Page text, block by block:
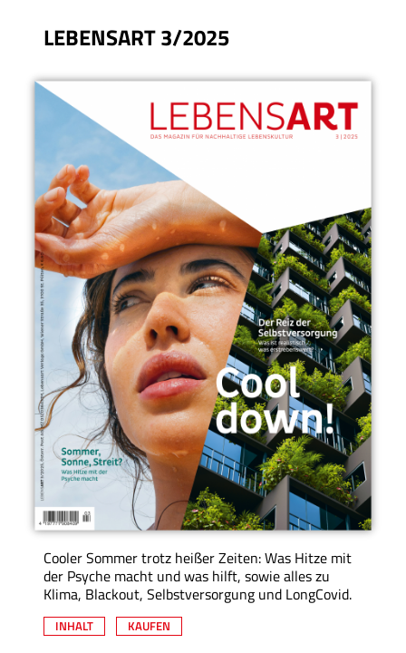
LEBENSART 3/2025
Cooler Sommer trotz heißer Zeiten: Was Hitze mit
der Psyche macht und was hilft, sowie alles zu
Klima, Blackout, Selbstversorgung und LongCovid.
INHALT KAUFEN